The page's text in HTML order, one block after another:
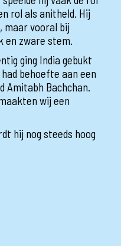
rol als anitheld. Hij
maar vooral bij
en zware stem.
ging India gebukt
behoefte aan een
Amitabh Bachchan.
wij een
hij nog steeds hoog